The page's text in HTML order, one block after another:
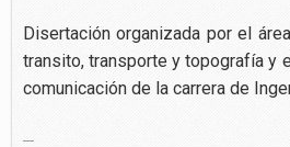
Disertación organizada por el
transito, transporte y topografía y
comunicación de la carrera de
—